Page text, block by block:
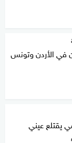
في الأردن وتونس
يقتلع عيني